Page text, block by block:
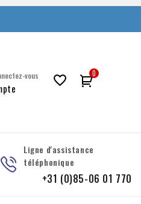
vous  0
Ligne d'assistance
téléphonique
+31 (0)85-06 01 770